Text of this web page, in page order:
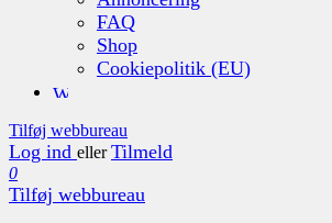
FAQ
Shop
Cookiepolitik (EU)
Tilføj webbureau
Log ind eller Tilmeld
0
Tilføj webbureau